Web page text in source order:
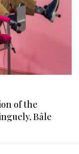
of the
Bâle